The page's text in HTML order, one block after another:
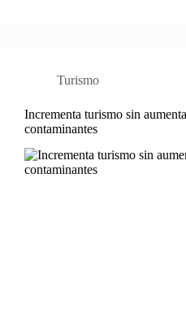
Turismo
Incrementa turismo sin
contaminantes